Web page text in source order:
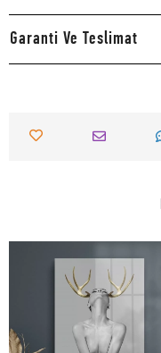
Garanti Ve Teslimat